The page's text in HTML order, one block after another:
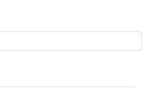
Ricerca -